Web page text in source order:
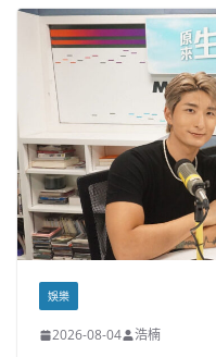
娛樂
2026-08-04 浩楠